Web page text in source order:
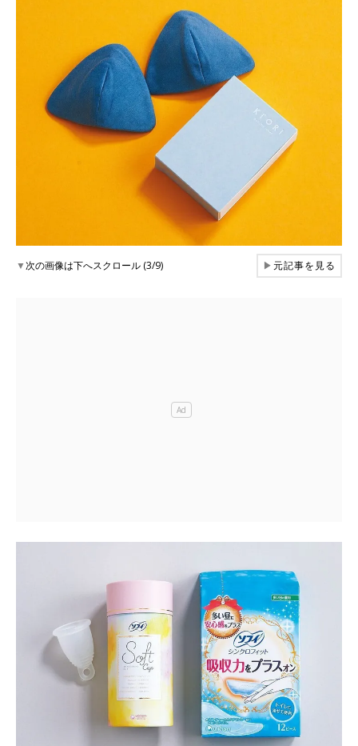
▼次の画像は下へスクロール (3/9) ▶元記事を見る